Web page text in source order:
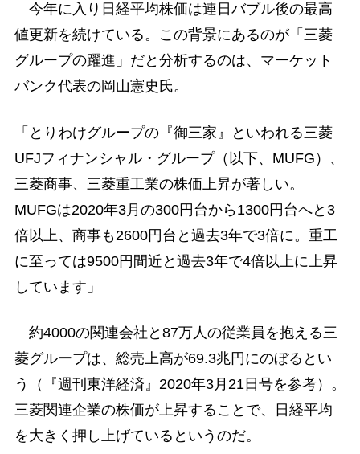
今年に入り日経平均株価は連日バブル後の最高
値更新を続けている。この背景にあるのが「三菱
グループの躍進」だと分析するのは、マーケット
バンク代表の岡山憲史氏。
「とりわけグループの『御三家』といわれる三菱
UFJフィナンシャル・グループ（以下、MUFG）、
三菱商事、三菱重工業の株価上昇が著しい。
MUFGは2020年3月の300円台から1300円台へと3
倍以上、商事も2600円台と過去3年で3倍に。重工
に至っては9500円間近と過去3年で4倍以上に上昇
しています」
約4000の関連会社と87万人の従業員を抱える三
菱グループは、総売上高が69.3兆円にのぼるとい
う（『週刊東洋経済』2020年3月21日号を参考）。
三菱関連企業の株価が上昇することで、日経平均
を大きく押し上げているというのだ。